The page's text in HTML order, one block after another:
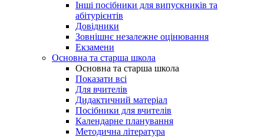
Інші посібники для випускників та
абітурієнтів
Довідники
Зовнішнє незалежне оцінювання
Екзамени
Основна та старша школа
Основна та старша школа
Показати всі
Для вчителів
Дидактичний матеріал
Посібники для вчителів
Календарне планування
Методична література